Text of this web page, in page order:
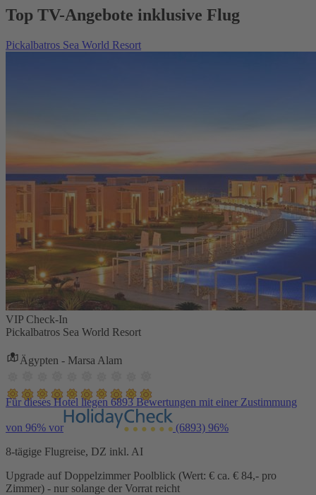
Top TV-Angebote inklusive Flug
Pickalbatros Sea World Resort
VIP Check-In
Pickalbatros Sea World Resort
Ägypten - Marsa Alam
Für dieses Hotel liegen 6893 Bewertungen mit einer Zustimmung
von 96% vor (6893) 96%
8-tägige Flugreise, DZ inkl. AI
Upgrade auf Doppelzimmer Poolblick (Wert: € ca. € 84,- pro
Zimmer) - nur solange der Vorrat reicht